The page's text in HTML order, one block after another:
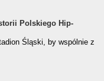
Hip-
Polskiego Hip-
Śląski, by wspólnie z